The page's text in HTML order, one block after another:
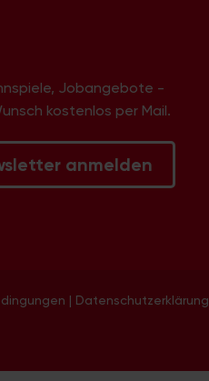
Jobangebote -
kostenlos per Mail.
anmelden
| Datenschutzerklärung